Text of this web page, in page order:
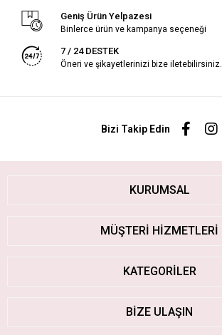
Geniş Ürün Yelpazesi
Binlerce ürün ve kampanya seçeneği
7 / 24 DESTEK
Öneri ve şikayetlerinizi bize iletebilirsiniz.
Bizi Takip Edin
KURUMSAL
MÜŞTERİ HİZMETLERİ
KATEGORİLER
BİZE ULAŞIN